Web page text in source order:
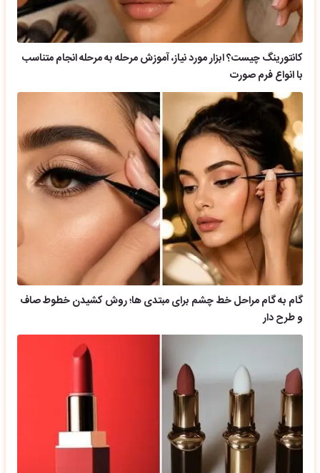
کانتورینگ چیست؟ ابزار مورد نیاز، آموزش مرحله به مرحله انجام متناسب
با انواع فرم صورت
گام به گام مراحل خط چشم برای مبتدی ها؛ روش کشیدن خطوط صاف
و طرح دار